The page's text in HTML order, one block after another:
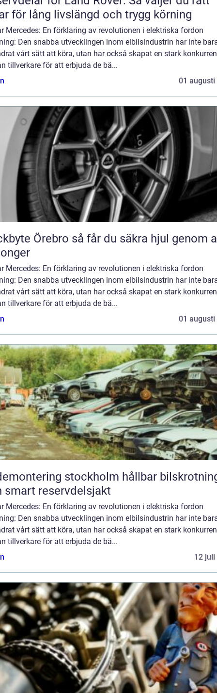
för lång livslängd och trygg körning
Mercedes: En förklaring av revolutionen i elektriska fordon
Den snabba utvecklingen inom elbilsindustrin har inte
vårt sätt att köra, utan har också skapat en stark
tillverkare för att erbjuda de bä...
01 augusti
så får du säkra hjul genom alla
Mercedes: En förklaring av revolutionen i elektriska fordon
Den snabba utvecklingen inom elbilsindustrin har inte
vårt sätt att köra, utan har också skapat en stark
tillverkare för att erbjuda de bä...
01 augusti
stockholm hållbar bilskrotning
smart reservdelsjakt
Mercedes: En förklaring av revolutionen i elektriska fordon
Den snabba utvecklingen inom elbilsindustrin har inte
vårt sätt att köra, utan har också skapat en stark
tillverkare för att erbjuda de bä...
12 juli